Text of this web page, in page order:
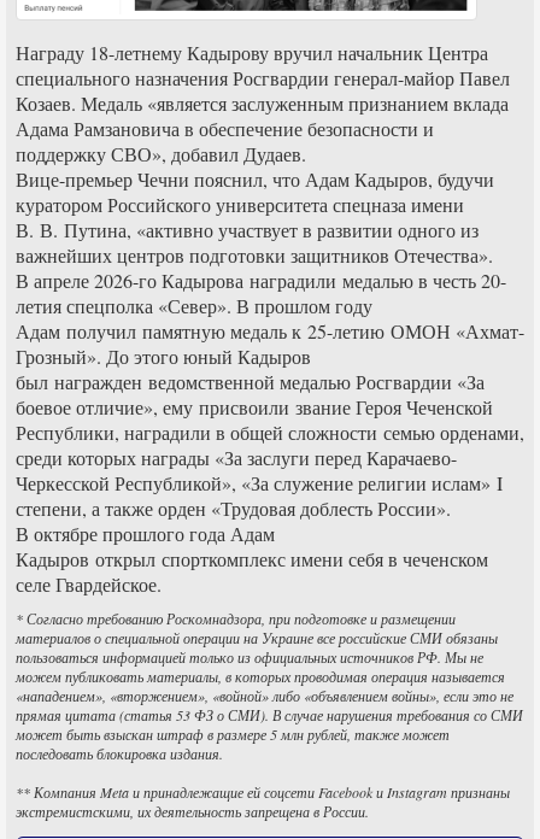
Награду 18-летнему Кадырову вручил начальник Центра
специального назначения Росгвардии генерал-майор Павел
Козаев. Медаль «является заслуженным признанием вклада
Адама Рамзановича в обеспечение безопасности и
поддержку СВО», добавил Дудаев.
Вице-премьер Чечни пояснил, что Адам Кадыров, будучи
куратором Российского университета спецназа имени
В. В. Путина, «активно участвует в развитии одного из
важнейших центров подготовки защитников Отечества».
В апреле 2026-го Кадырова наградили медалью в честь 20-
летия спецполка «Север». В прошлом году
Адам получил памятную медаль к 25-летию ОМОН «Ахмат-
Грозный». До этого юный Кадыров
был награжден ведомственной медалью Росгвардии «За
боевое отличие», ему присвоили звание Героя Чеченской
Республики, наградили в общей сложности семью орденами,
среди которых награды «За заслуги перед Карачаево-
Черкесской Республикой», «За служение религии ислам» I
степени, а также орден «Трудовая доблесть России».
В октябре прошлого года Адам
Кадыров открыл спорткомплекс имени себя в чеченском
селе Гвардейское.
* Согласно требованию Роскомнадзора, при подготовке и размещении
материалов о специальной операции на Украине все российские СМИ обязаны
пользоваться информацией только из официальных источников РФ. Мы не
можем публиковать материалы, в которых проводимая операция называется
«нападением», «вторжением», «войной» либо «объявлением войны», если это не
прямая цитата (статья 53 ФЗ о СМИ). В случае нарушения требования со СМИ
может быть взыскан штраф в размере 5 млн рублей, также может
последовать блокировка издания.
** Компания Meta и принадлежащие ей соцсети Facebook и Instagram признаны
экстремистскими, их деятельность запрещена в России.